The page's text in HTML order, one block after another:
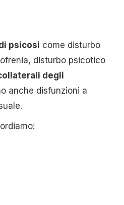
psicosi come disturbo
disturbo psicotico
degli
anche disfunzioni a